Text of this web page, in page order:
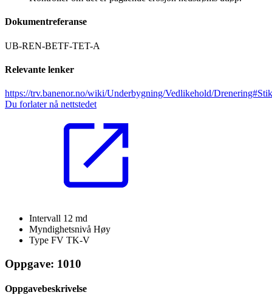
Dokumentreferanse
UB-REN-BETF-TET-A
Relevante lenker
https://trv.banenor.no/wiki/Underbygning/Vedlikehold/
Du forlater nå nettstedet
Intervall 12 md
Myndighetsnivå Høy
Type FV TK-V
Oppgave: 1010
Oppgavebeskrivelse